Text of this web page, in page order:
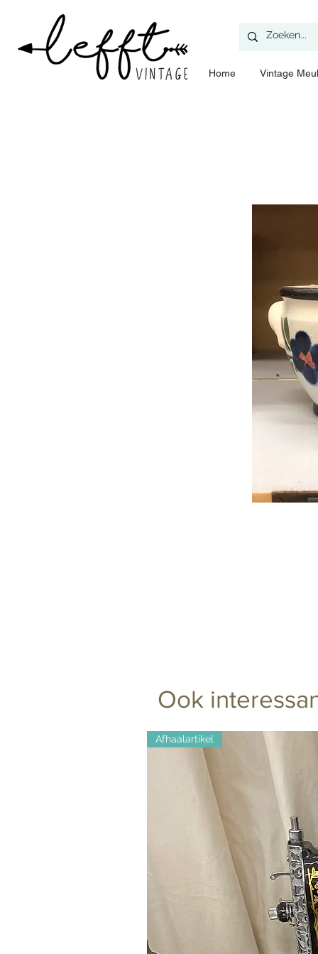
Home ​Vintage
Ook
Afhaalartikel